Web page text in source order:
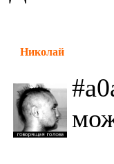
Николай